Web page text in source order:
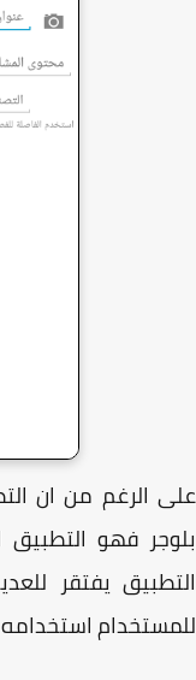
الرغم من ان
فهو التطبيق
يفتقر
استخدامه